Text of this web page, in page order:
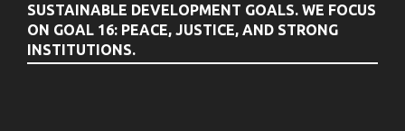
SUSTAINABLE DEVELOPMENT GOALS. WE FOCUS
ON GOAL 16: PEACE, JUSTICE, AND STRONG
INSTITUTIONS.